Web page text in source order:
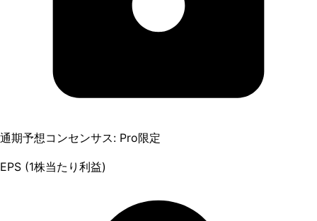
通期予想コンセンサス: Pro限定
EPS (1株当たり利益)